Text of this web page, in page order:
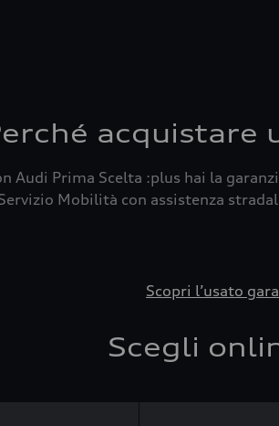
acquistare
Audi Prima Scelta :plus hai la
Mobilità con assistenza
Scopri l’usato
Scegli